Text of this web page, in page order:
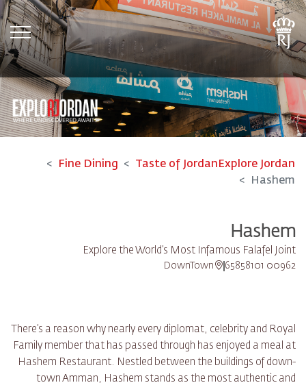
Explore Jordan
Taste of Jordan
Fine Dining
Hashem
Hashem
Explore the World’s Most Infamous Falafel Joint
00962 65858101
DownTown
There’s a reason why nearly every diplomat, celebrity and Royal
Family member that has passed through has enjoyed a meal at
Hashem Restaurant. Nestled between the buildings of down-
town Amman, Hashem stands as the most authentic and